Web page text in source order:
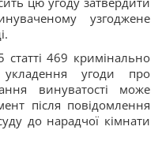
узгоджене
469 кримінально
угоди про
винуватості може
після повідомлення
до нарадчої кімнати